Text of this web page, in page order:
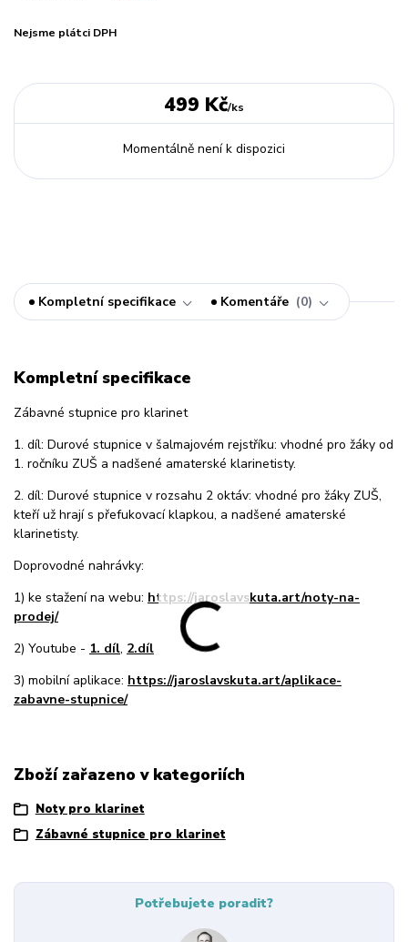
Nejsme plátci DPH
499 Kč/ks
Momentálně není k dispozici
Kompletní specifikace Komentáře 0
Kompletní specifikace
Zábavné stupnice pro klarinet
1. díl: Durové stupnice v šalmajovém rejstříku: vhodné pro žáky od
1. ročníku ZUŠ a nadšené amaterské klarinetisty.
2. díl: Durové stupnice v rozsahu 2 oktáv: vhodné pro žáky ZUŠ,
kteří už hrají s přefukovací klapkou, a nadšené amaterské
klarinetisty.
Doprovodné nahrávky:
1) ke stažení na webu: https://jaroslavskuta.art/noty-na-
prodej/
2) Youtube - 1. díl, 2.díl
3) mobilní aplikace: https://jaroslavskuta.art/aplikace-
zabavne-stupnice/
Zboží zařazeno v kategoriích
Noty pro klarinet
Zábavné stupnice pro klarinet
Potřebujete poradit?